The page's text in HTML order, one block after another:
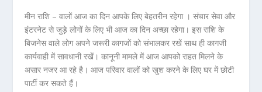
मीन राशि – वालों आज का दिन आपके लिए बेहतरीन रहेगा । संचार सेवा और
इंटरनेट से जुड़े लोगों के लिए भी आज का दिन अच्छा रहेगा। इस राशि के
बिजनेस वाले लोग अपने जरूरी कागजों को संभालकर रखें साथ ही कागजी
कार्यवाही में सावधानी रखें। कानूनी मामले में आज आपको राहत मिलने के
असार नजर आ रहे है। आज परिवार वालों को खुश करने के लिए घर में छोटी
पार्टी कर सकते हैं।